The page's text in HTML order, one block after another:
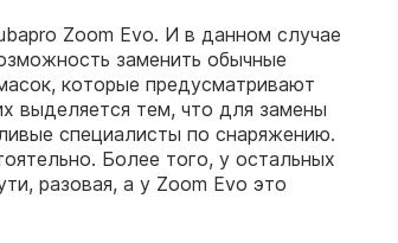
Zoom Evo. И в данном случае
заменить обычные
которые предусматривают
выделяется тем, что для замены
специалисты по снаряжению.
Более того, у остальных
разовая, а у Zoom Evo это